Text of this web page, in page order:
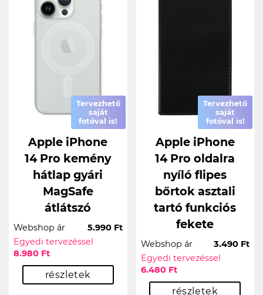
Tervezhető
saját
fotóval is!
Apple iPhone
14 Pro kemény
hátlap gyári
MagSafe
átlátszó
Webshop ár
5.990 Ft
Egyedi tervezéssel
8.980 Ft
részletek
Tervezhető
saját
fotóval is!
Apple iPhone
14 Pro oldalra
nyíló flipes
bőrtok asztali
tartó funkciós
fekete
Webshop ár
3.490 Ft
Egyedi tervezéssel
6.480 Ft
részletek